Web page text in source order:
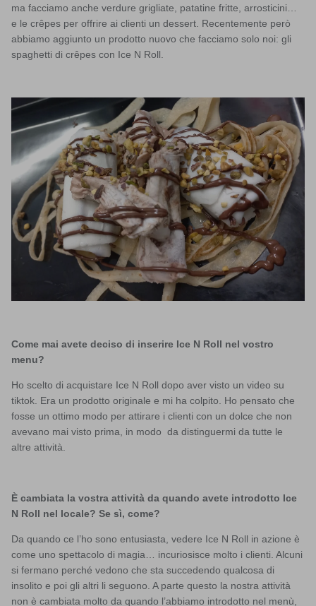
ma facciamo anche verdure grigliate, patatine fritte, arrosticini…
e le crêpes per offrire ai clienti un dessert. Recentemente però
abbiamo aggiunto un prodotto nuovo che facciamo solo noi: gli
spaghetti di crêpes con Ice N Roll.
Come mai avete deciso di inserire Ice N Roll nel vostro
menu?
Ho scelto di acquistare Ice N Roll dopo aver visto un video su
tiktok. Era un prodotto originale e mi ha colpito. Ho pensato che
fosse un ottimo modo per attirare i clienti con un dolce che non
avevano mai visto prima, in modo da distinguermi da tutte le
altre attività.
È cambiata la vostra attività da quando avete introdotto Ice
N Roll nel locale? Se sì, come?
Da quando ce l’ho sono entusiasta, vedere Ice N Roll in azione è
come uno spettacolo di magia… incuriosisce molto i clienti. Alcuni
si fermano perché vedono che sta succedendo qualcosa di
insolito e poi gli altri li seguono. A parte questo la nostra attività
non è cambiata molto da quando l’abbiamo introdotto nel menù,